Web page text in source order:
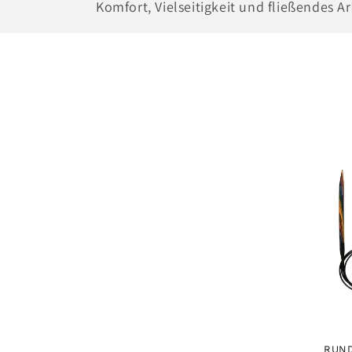
g
Komfort, Vielseitigkeit und fließendes